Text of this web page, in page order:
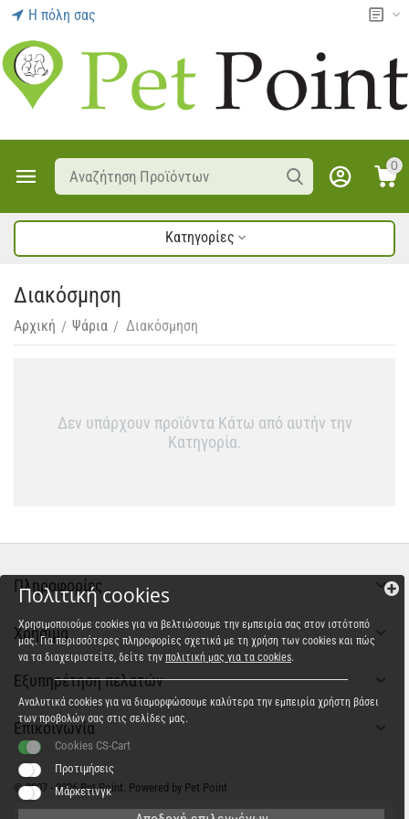
Η πόλη σας
0
Κατηγορίες
Διακόσμηση
Αρχική / Ψάρια / Διακόσμηση
Δεν υπάρχουν προϊόντα Κάτω από αυτήν την
Κατηγορία.
Πληροφορίες
Χρήσιμα
Εξυπηρέτηση πελατών
Επικοινωνία
© 2007 - 2026 Pet Point. Powered by Pet Point
Πολιτική cookies
Χρησιμοποιούμε cookies για να βελτιώσουμε την εμπειρία σας στον ιστότοπό
μας. Για περισσότερες πληροφορίες σχετικά με τη χρήση των cookies και πώς
να τα διαχειριστείτε, δείτε την πολιτική μας για τα cookies.
Αναλυτικά cookies για να διαμορφώσουμε καλύτερα την εμπειρία χρήστη βάσει
των προβολών σας στις σελίδες μας.
Cookies CS-Cart
Προτιμήσεις
Μάρκετινγκ